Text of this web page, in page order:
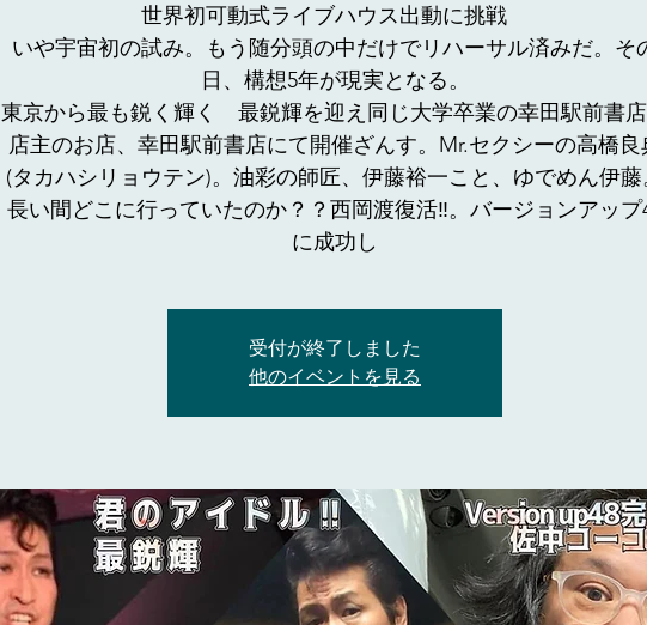
世界初可動式ライブハウス出動に挑戦
いや宇宙初の試み。もう随分頭の中だけでリハーサル済みだ。そ
日、構想5年が現実となる。
東京から最も鋭く輝く 最鋭輝を迎え同じ大学卒業の幸田駅前書
店主のお店、幸田駅前書店にて開催ざんす。Mr.セクシーの高橋良
(タカハシリョウテン)。油彩の師匠、伊藤裕一こと、ゆでめん伊藤
長い間どこに行っていたのか？？西岡渡復活‼︎。バージョンアップ
受付が終了しました
他のイベントを見る